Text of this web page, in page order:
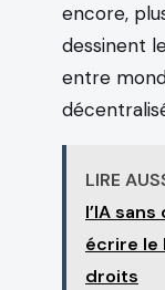
encore,
dessinent
entre
LIRE
l’IA
écrire le
droits